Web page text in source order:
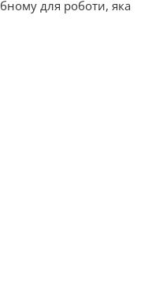
для роботи, яка